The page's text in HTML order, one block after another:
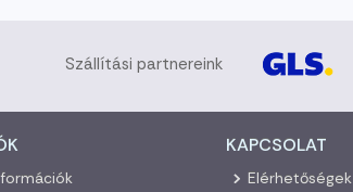
Szállítási partnereink
KAPCSOLAT
Elérhetőségek